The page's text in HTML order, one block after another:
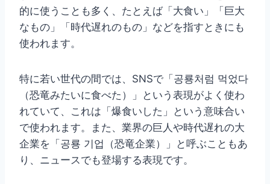
的に使うことも多く、たとえば「大食い」「巨大
なもの」「時代遅れのもの」などを指すときにも
使われます。
特に若い世代の間では、SNSで「공룡처럼 먹었다
（恐竜みたいに食べた）」という表現がよく使わ
れていて、これは「爆食いした」という意味合い
で使われます。また、業界の巨人や時代遅れの大
企業を「공룡 기업（恐竜企業）」と呼ぶこともあ
り、ニュースでも登場する表現です。